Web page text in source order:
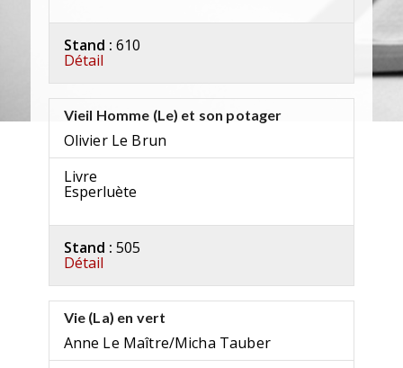
Stand : 610
Détail
Vieil Homme (Le) et son potager
Olivier Le Brun
Livre
Esperluète
Stand : 505
Détail
Vie (La) en vert
Anne Le Maître/Micha Tauber